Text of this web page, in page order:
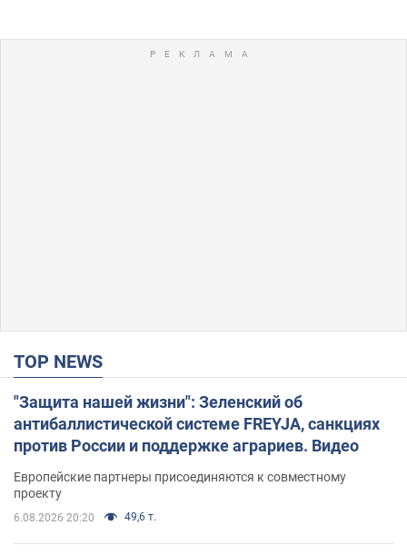
TOP NEWS
"Защита нашей жизни": Зеленский об
антибаллистической системе FREYJA, санкциях
против России и поддержке аграриев. Видео
Европейские партнеры присоединяются к совместному
проекту
6.08.2026 20:20 49,6 т.